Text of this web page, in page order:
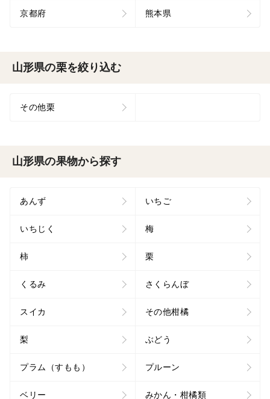
京都府 熊本県
山形県の栗を絞り込む
その他栗
山形県の果物から探す
あんず いちご
いちじく 梅
柿 栗
くるみ さくらんぼ
スイカ その他柑橘
梨 ぶどう
プラム（すもも） プルーン
ベリー みかん・柑橘類